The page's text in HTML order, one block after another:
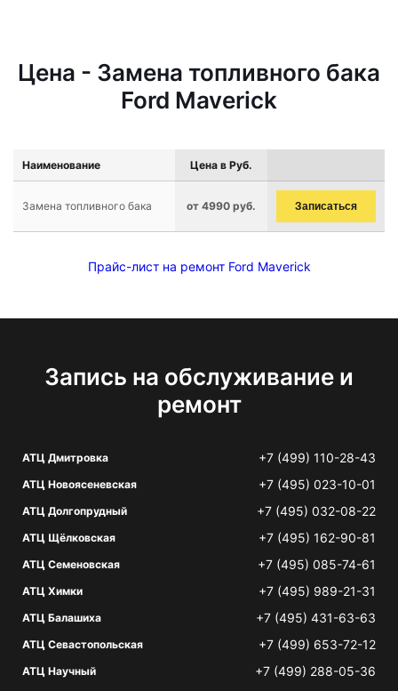
Цена - Замена топливного бака
Ford Maverick
Наименование Цена в Руб.
Замена топливного бака от 4990 руб. Записаться
Прайс-лист на ремонт Ford Maverick
Запись на обслуживание и
ремонт
АТЦ Дмитровка +7 (499) 110-28-43
АТЦ Новоясеневская +7 (495) 023-10-01
АТЦ Долгопрудный +7 (495) 032-08-22
АТЦ Щёлковская +7 (495) 162-90-81
АТЦ Семеновская +7 (495) 085-74-61
АТЦ Химки +7 (495) 989-21-31
АТЦ Балашиха +7 (495) 431-63-63
АТЦ Севастопольская +7 (499) 653-72-12
АТЦ Научный +7 (499) 288-05-36